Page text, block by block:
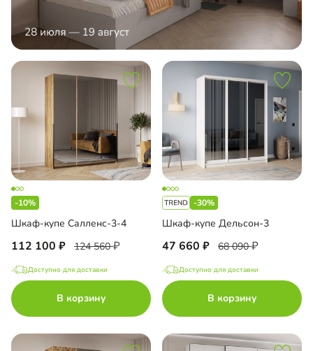
-10%
Шкаф-купе Салленс-3-4
112 100 124 560
Доступно для доставки
В корзину
-30%
Шкаф-купе Дельсон-3
47 660 68 090
Доступно для доставки
В корзину